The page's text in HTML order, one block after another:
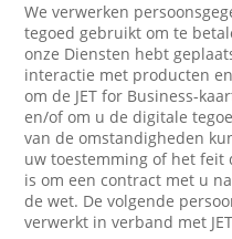
We verwerken
tegoed gebruikt om te
onze Diensten hebt
interactie met producten
om de JET for Business-
en/of om u de digitale
van de omstandigheden
uw toestemming of het feit
is om een contract met u
de wet. De volgende
verwerkt in verband met